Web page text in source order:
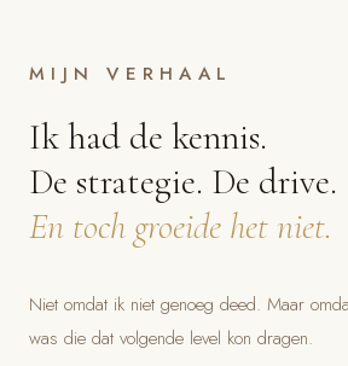
MIJN VERHAAL
Ik had de kennis.
De strategie. De drive.
En toch groeide het niet.
Niet omdat ik niet genoeg deed. Maar
was die dat volgende level kon dragen.